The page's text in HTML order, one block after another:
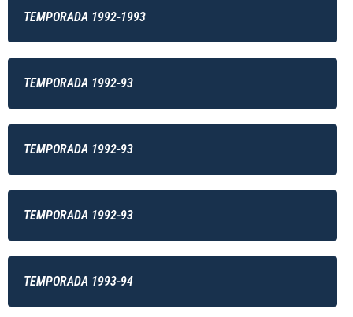
TEMPORADA 1992-1993
TEMPORADA 1992-93
TEMPORADA 1992-93
TEMPORADA 1992-93
TEMPORADA 1993-94